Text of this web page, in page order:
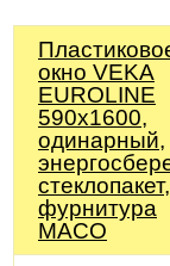
окно VEKA
EUROLINE
590х1600,
одинарный,
стеклопакет,
фурнитура
MACO